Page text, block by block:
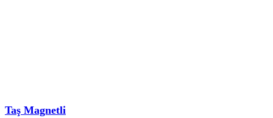
Taş Magnetli